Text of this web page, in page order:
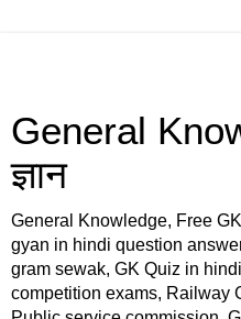
General
ज्ञान
General Knowledge, Free
gyan in hindi question
gram sewak, GK Quiz in
competition exams, Railway